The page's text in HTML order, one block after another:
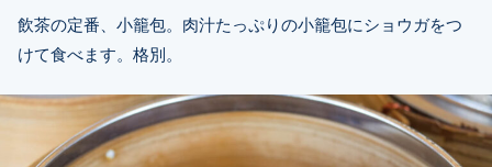
飲茶の定番、小籠包。肉汁たっぷりの小籠包にショウガをつ
けて食べます。格別。